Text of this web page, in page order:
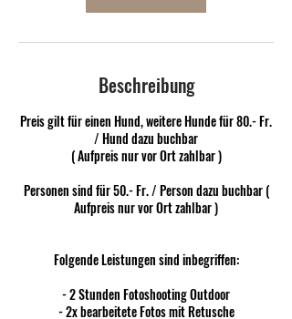
Beschreibung
Preis gilt für einen Hund, weitere Hunde für 80.- Fr.
/ Hund dazu buchbar
( Aufpreis nur vor Ort zahlbar )
Personen sind für 50.- Fr. / Person dazu buchbar (
Aufpreis nur vor Ort zahlbar )
Folgende Leistungen sind inbegriffen:
- 2 Stunden Fotoshooting Outdoor
- 2x bearbeitete Fotos mit Retusche